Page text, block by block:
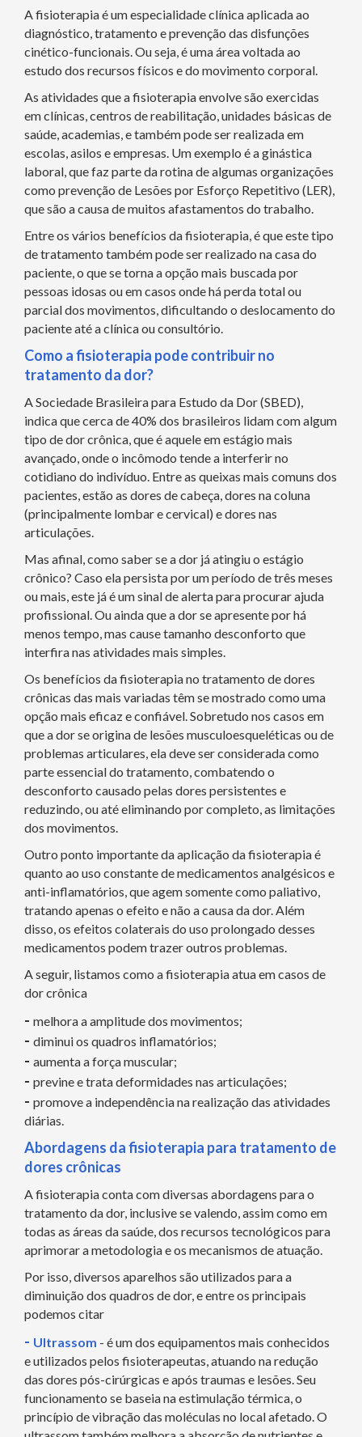
A fisioterapia é um especialidade clínica aplicada ao
diagnóstico, tratamento e prevenção das disfunções
cinético-funcionais. Ou seja, é uma área voltada ao
estudo dos recursos físicos e do movimento corporal.
As atividades que a fisioterapia envolve são exercidas
em clínicas, centros de reabilitação, unidades básicas de
saúde, academias, e também pode ser realizada em
escolas, asilos e empresas. Um exemplo é a ginástica
laboral, que faz parte da rotina de algumas organizações
como prevenção de Lesões por Esforço Repetitivo (LER),
que são a causa de muitos afastamentos do trabalho.
Entre os vários benefícios da fisioterapia, é que este tipo
de tratamento também pode ser realizado na casa do
paciente, o que se torna a opção mais buscada por
pessoas idosas ou em casos onde há perda total ou
parcial dos movimentos, dificultando o deslocamento do
paciente até a clínica ou consultório.
Como a fisioterapia pode contribuir no
tratamento da dor?
A Sociedade Brasileira para Estudo da Dor (SBED),
indica que cerca de 40% dos brasileiros lidam com algum
tipo de dor crônica, que é aquele em estágio mais
avançado, onde o incômodo tende a interferir no
cotidiano do indivíduo. Entre as queixas mais comuns dos
pacientes, estão as dores de cabeça, dores na coluna
(principalmente lombar e cervical) e dores nas
articulações.
Mas afinal, como saber se a dor já atingiu o estágio
crônico? Caso ela persista por um período de três meses
ou mais, este já é um sinal de alerta para procurar ajuda
profissional. Ou ainda que a dor se apresente por há
menos tempo, mas cause tamanho desconforto que
interfira nas atividades mais simples.
Os benefícios da fisioterapia no tratamento de dores
crônicas das mais variadas têm se mostrado como uma
opção mais eficaz e confiável. Sobretudo nos casos em
que a dor se origina de lesões musculoesqueléticas ou de
problemas articulares, ela deve ser considerada como
parte essencial do tratamento, combatendo o
desconforto causado pelas dores persistentes e
reduzindo, ou até eliminando por completo, as limitações
dos movimentos.
Outro ponto importante da aplicação da fisioterapia é
quanto ao uso constante de medicamentos analgésicos e
anti-inflamatórios, que agem somente como paliativo,
tratando apenas o efeito e não a causa da dor. Além
disso, os efeitos colaterais do uso prolongado desses
medicamentos podem trazer outros problemas.
A seguir, listamos como a fisioterapia atua em casos de
dor crônica
- melhora a amplitude dos movimentos;
- diminui os quadros inflamatórios;
- aumenta a força muscular;
- previne e trata deformidades nas articulações;
- promove a independência na realização das atividades
diárias.
Abordagens da fisioterapia para tratamento de
dores crônicas
A fisioterapia conta com diversas abordagens para o
tratamento da dor, inclusive se valendo, assim como em
todas as áreas da saúde, dos recursos tecnológicos para
aprimorar a metodologia e os mecanismos de atuação.
Por isso, diversos aparelhos são utilizados para a
diminuição dos quadros de dor, e entre os principais
podemos citar
- Ultrassom - é um dos equipamentos mais conhecidos
e utilizados pelos fisioterapeutas, atuando na redução
das dores pós-cirúrgicas e após traumas e lesões. Seu
funcionamento se baseia na estimulação térmica, o
princípio de vibração das moléculas no local afetado. O